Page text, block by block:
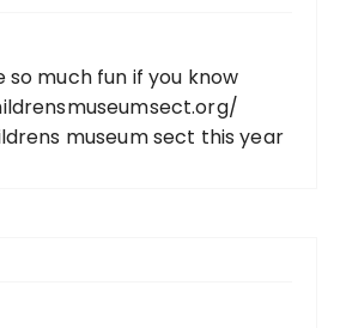
so much fun if you know
museum sect this year